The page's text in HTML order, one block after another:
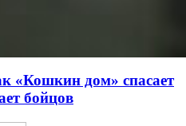
«Кошкин дом» спасает
бойцов